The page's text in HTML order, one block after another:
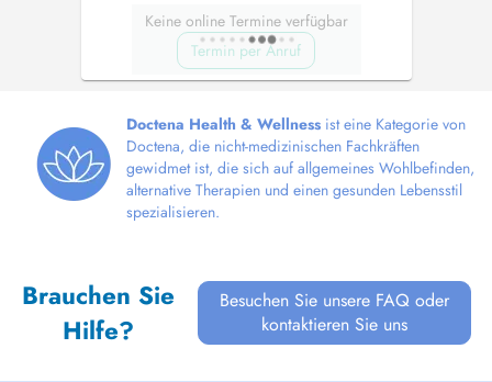
Keine online Termine verfügbar
Termin per Anruf
Doctena Health & Wellness ist eine Kategorie von
Doctena, die nicht-medizinischen Fachkräften
gewidmet ist, die sich auf allgemeines Wohlbefinden,
alternative Therapien und einen gesunden Lebensstil
spezialisieren.
Brauchen Sie
Hilfe?
Besuchen Sie unsere FAQ oder
kontaktieren Sie uns